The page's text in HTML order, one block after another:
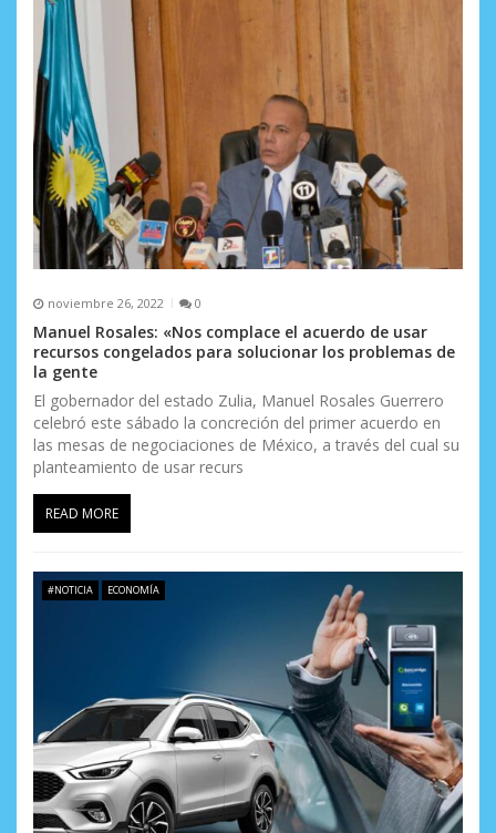
noviembre 26, 2022 0
Manuel Rosales: «Nos complace el acuerdo de usar
recursos congelados para solucionar los problemas de
la gente
El gobernador del estado Zulia, Manuel Rosales Guerrero
celebró este sábado la concreción del primer acuerdo en
las mesas de negociaciones de México, a través del cual su
planteamiento de usar recurs
READ MORE
#NOTICIA ECONOMÍA